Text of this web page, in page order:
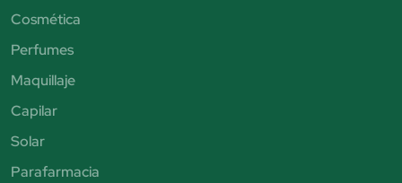
Cosmética
Perfumes
Maquillaje
Capilar
Solar
Parafarmacia